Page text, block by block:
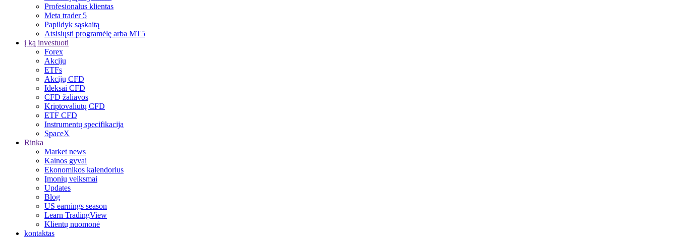
Profesionalus klientas
Meta trader 5
Papildyk sąskaitą
Atsisiųsti programėlę arba MT5
į ką investuoti
Forex
Akcijų
ETFs
Akcijų CFD
Ideksai CFD
CFD žaliavos
Kriptovaliutų CFD
ETF CFD
Instrumentų specifikacija
SpaceX
Rinka
Market news
Kainos gyvai
Ekonomikos kalendorius
Įmonių veiksmai
Updates
Blog
US earnings season
Learn TradingView
Klientų nuomonė
kontaktas